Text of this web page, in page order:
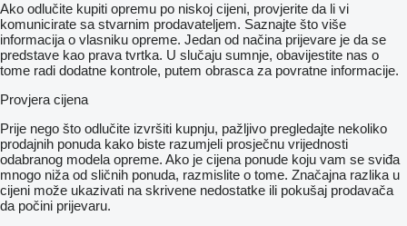
Ako odlučite kupiti opremu po niskoj cijeni, provjerite da li vi
komunicirate sa stvarnim prodavateljem. Saznajte što više
informacija o vlasniku opreme. Jedan od načina prijevare je da se
predstave kao prava tvrtka. U slučaju sumnje, obavijestite nas o
tome radi dodatne kontrole, putem obrasca za povratne informacije.
Provjera cijena
Prije nego što odlučite izvršiti kupnju, pažljivo pregledajte nekoliko
prodajnih ponuda kako biste razumjeli prosječnu vrijednosti
odabranog modela opreme. Ako je cijena ponude koju vam se sviđa
mnogo niža od sličnih ponuda, razmislite o tome. Značajna razlika u
cijeni može ukazivati ​​na skrivene nedostatke ili pokušaj prodavača
da počini prijevaru.